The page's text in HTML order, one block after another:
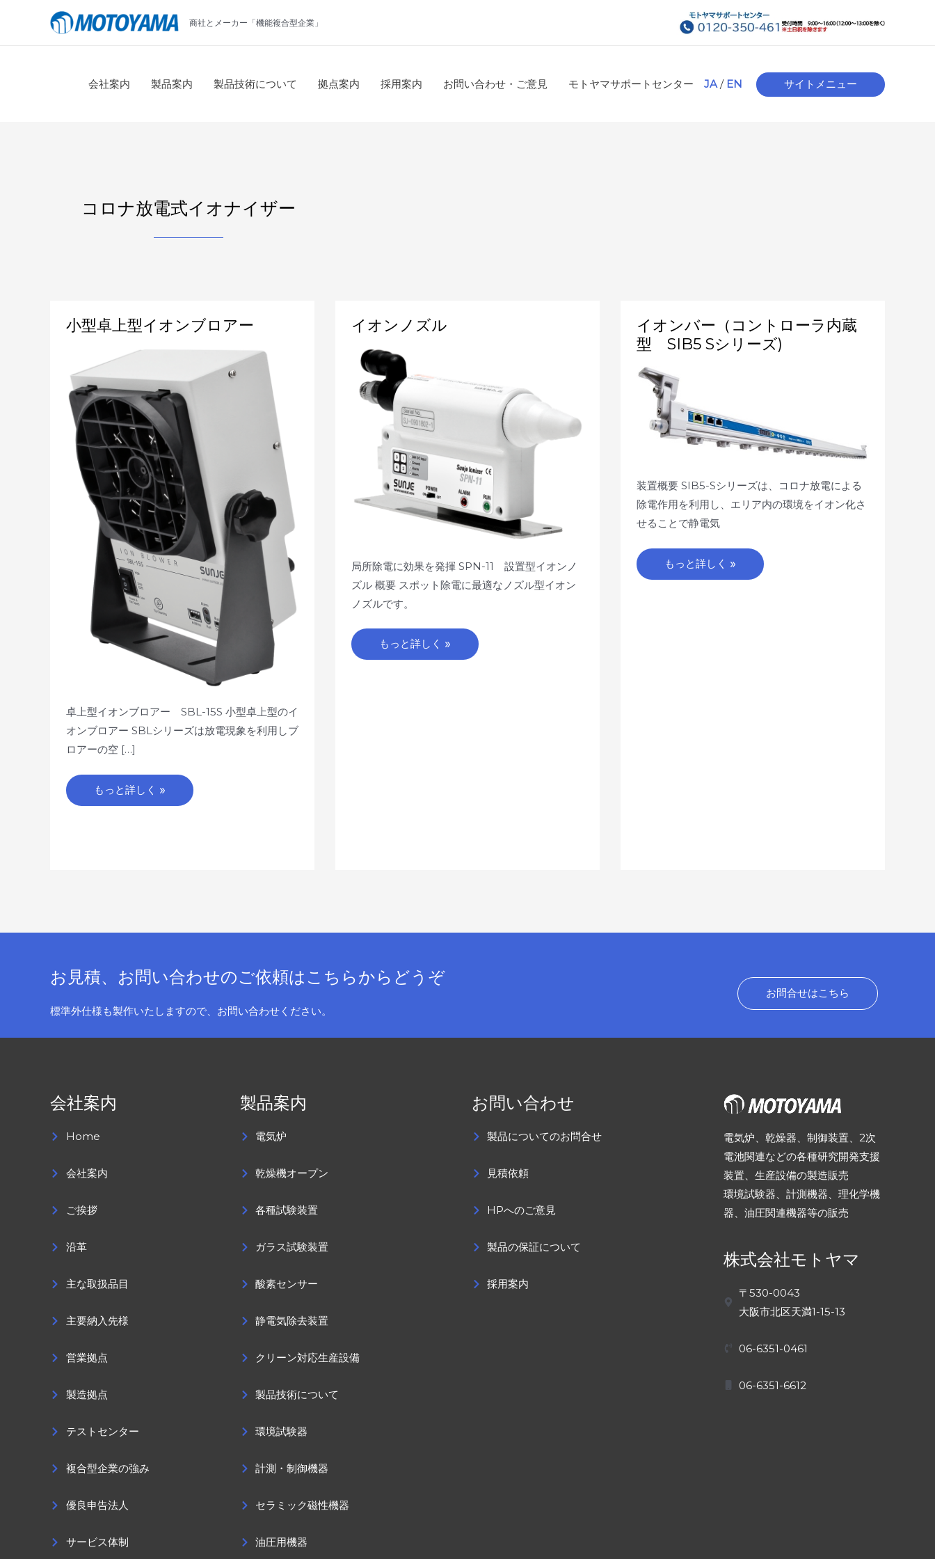
商社とメーカー「機能複合型企業」
会社案内 製品案内 製品技術について 拠点案内 採用案内 お問い合わせ・ご意見 モトヤマサポートセンター JA / EN サイトメニュー
コロナ放電式イオナイザー
小型卓上型イオンブロアー
卓上型イオンブロアー SBL-15S 小型卓上型のイ
オンブロアー SBLシリーズは放電現象を利用しブ
ロアーの空 […]
小
型
型
オ
ン
ブ
ロ
ア
ー
もっと詳しく »
イオンノズル
局所除電に効果を発揮 SPN-11 設置型イオンノ
ズル 概要 スポット除電に最適なノズル型イオン
ノズルです。
イ
オ
ノ
ル
もっと詳しく »
イオンバー（コントローラ内蔵
型 SIB5 Sシリーズ)
装置概要 SIB5-Sシリーズは、コロナ放電による
除電作用を利用し、エリア内の環境をイオン化さ
せることで静電気
イ
オ
ン
バ
（コ
ン
ト
ロ
ー
ラ
内
シ
リ
ー
ズ)
もっと詳しく »
お見積、お問い合わせのご依頼はこちらからどうぞ
標準外仕様も製作いたしますので、お問い合わせください。
お問合せはこちら
会社案内
Home
会社案内
ご挨拶
沿革
主な取扱品目
主要納入先様
営業拠点
製造拠点
テストセンター
複合型企業の強み
優良申告法人
サービス体制
製品案内
電気炉
乾燥機オープン
各種試験装置
ガラス試験装置
酸素センサー
静電気除去装置
クリーン対応生産設備
製品技術について
環境試験器
計測・制御機器
セラミック磁性機器
油圧用機器
お問い合わせ
製品についてのお問合せ
見積依頼
HPへのご意見
製品の保証について
採用案内
電気炉、乾燥器、制御装置、2次
電池関連などの各種研究開発支援
装置、生産設備の製造販売
環境試験器、計測機器、理化学機
器、油圧関連機器等の販売
株式会社モトヤマ
〒530-0043
大阪市北区天満1-15-13
06-6351-0461
06-6351-6612